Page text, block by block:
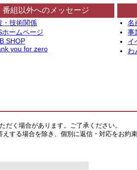
番組以外へのメッセージ
・技術関係
ホームページ
SHOP
you for zero
名
事
イ
わ
だく場合があります。ご了承ください。
する場合を除き、個別に返信・対応をお約